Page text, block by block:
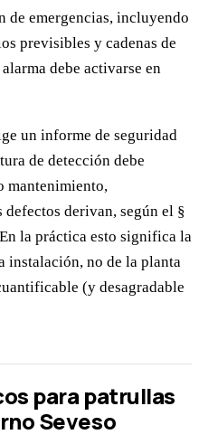
emergencias, incluyendo
previsibles y cadenas de
debe activarse en
un informe de seguridad
de detección debe
mantenimiento,
derivan, según el §
la práctica esto significa la
instalación, no de la planta
(y desagradable
para patrullas
Seveso